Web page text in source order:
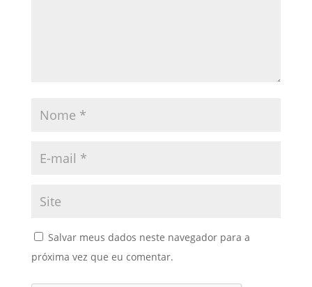
Salvar meus dados neste navegador para a
próxima vez que eu comentar.